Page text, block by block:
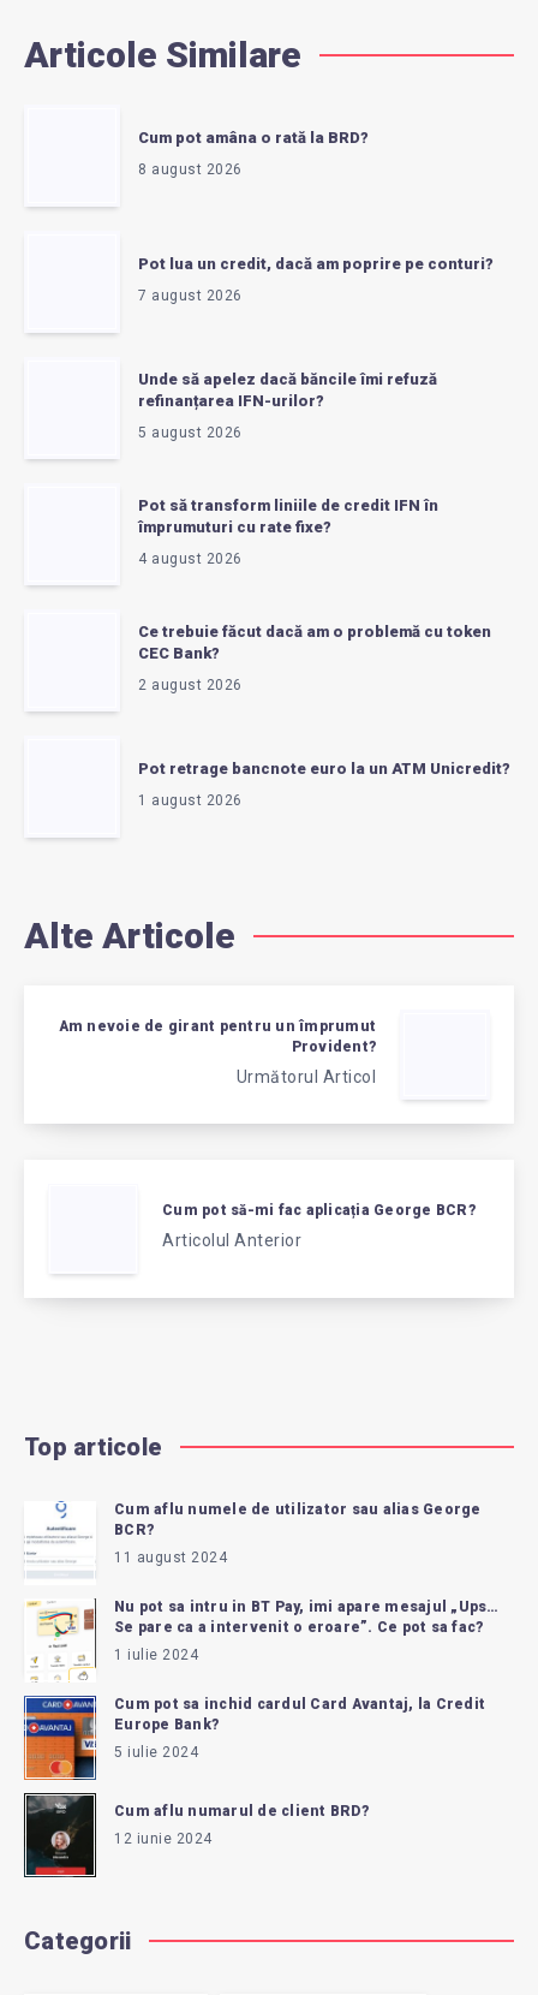
Articole Similare
Cum pot amâna o rată la BRD?
8 august 2026
Pot lua un credit, dacă am poprire pe conturi?
7 august 2026
Unde să apelez dacă băncile îmi refuză
refinanțarea IFN-urilor?
5 august 2026
Pot să transform liniile de credit IFN în
împrumuturi cu rate fixe?
4 august 2026
Ce trebuie făcut dacă am o problemă cu token
CEC Bank?
2 august 2026
Pot retrage bancnote euro la un ATM Unicredit?
1 august 2026
Alte Articole
Am nevoie de girant pentru un împrumut
Provident?
Următorul Articol
Cum pot să-mi fac aplicația George BCR?
Articolul Anterior
Top articole
Cum aflu numele de utilizator sau alias George
BCR?
11 august 2024
Nu pot sa intru in BT Pay, imi apare mesajul „Ups…
Se pare ca a intervenit o eroare”. Ce pot sa fac?
1 iulie 2024
Cum pot sa inchid cardul Card Avantaj, la Credit
Europe Bank?
5 iulie 2024
Cum aflu numarul de client BRD?
12 iunie 2024
Categorii